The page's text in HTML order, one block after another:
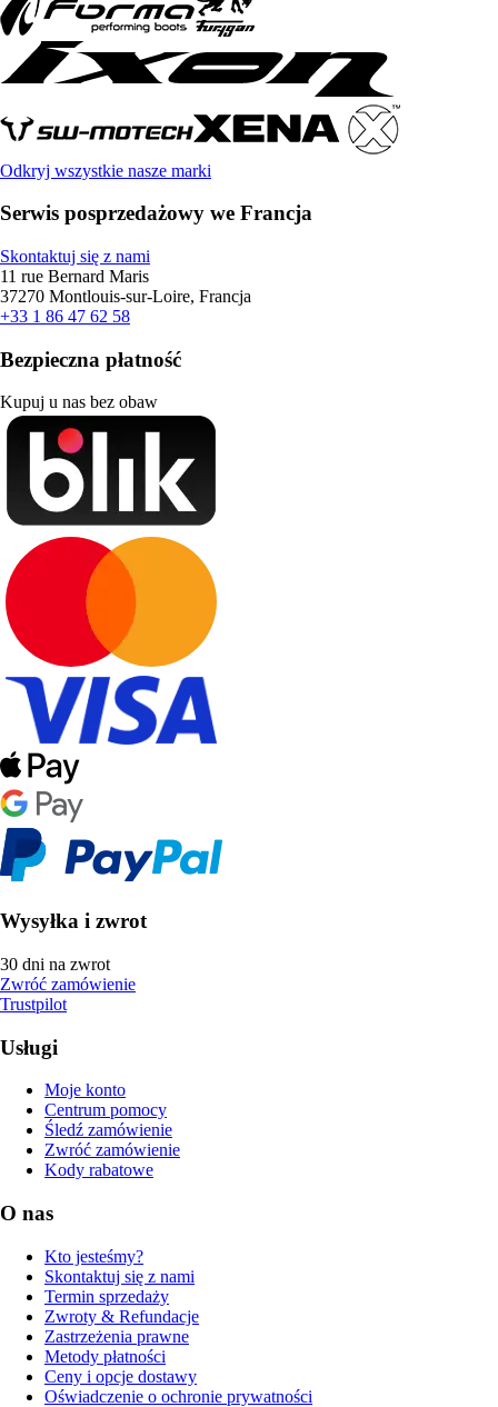
Odkryj wszystkie nasze marki
Serwis posprzedażowy we Francja
Skontaktuj się z nami
11 rue Bernard Maris
37270 Montlouis-sur-Loire, Francja
+33 1 86 47 62 58
Bezpieczna płatność
Kupuj u nas bez obaw
Wysyłka i zwrot
30 dni na zwrot
Zwróć zamówienie
Trustpilot
Usługi
Moje konto
Centrum pomocy
Śledź zamówienie
Zwróć zamówienie
Kody rabatowe
O nas
Kto jesteśmy?
Skontaktuj się z nami
Termin sprzedaży
Zwroty & Refundacje
Zastrzeżenia prawne
Metody płatności
Ceny i opcje dostawy
Oświadczenie o ochronie prywatności